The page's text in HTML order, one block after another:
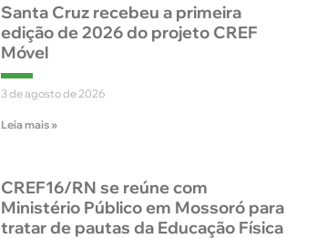
Santa Cruz recebeu a primeira
edição de 2026 do projeto CREF
Móvel
3 de agosto de 2026
Leia mais »
CREF16/RN se reúne com
Ministério Público em Mossoró para
tratar de pautas da Educação Física